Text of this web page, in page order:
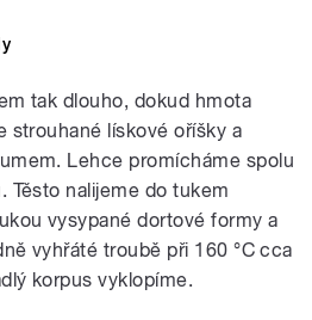
tak dlouho, dokud hmota
strouhané lískové oříšky a
Lehce promícháme spolu
Těsto nalijeme do tukem
vysypané dortové formy a
vyhřáté troubě při 160 °C cca
korpus vyklopíme.